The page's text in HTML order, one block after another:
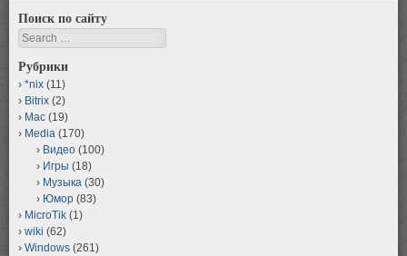
Поиск по сайту
Search
Рубрики
*nix (11)
Bitrix (2)
Mac (19)
Media (170)
Видео (100)
Игры (18)
Музыка (30)
Юмор (83)
MicroTik (1)
wiki (62)
Windows (261)